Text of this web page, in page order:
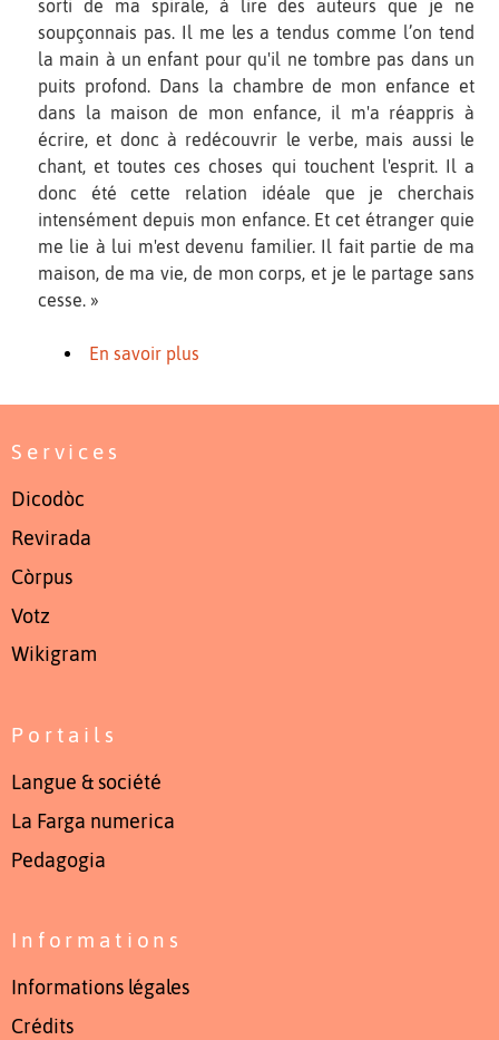
sorti de ma spirale, à lire des auteurs que je ne
soupçonnais pas. Il me les a tendus comme l’on tend
la main à un enfant pour qu'il ne tombre pas dans un
puits profond. Dans la chambre de mon enfance et
dans la maison de mon enfance, il m'a réappris à
écrire, et donc à redécouvrir le verbe, mais aussi le
chant, et toutes ces choses qui touchent l'esprit. Il a
donc été cette relation idéale que je cherchais
intensément depuis mon enfance. Et cet étranger quie
me lie à lui m'est devenu familier. Il fait partie de ma
maison, de ma vie, de mon corps, et je le partage sans
cesse. »
En savoir plus
Services
Dicodòc
Revirada
Còrpus
Votz
Wikigram
Portails
Langue & société
La Farga numerica
Pedagogia
Informations
Informations légales
Crédits